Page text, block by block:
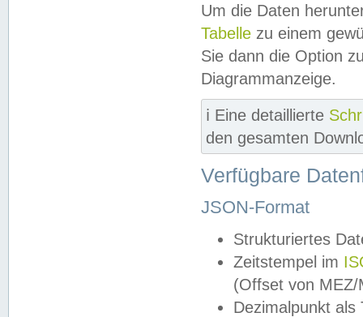
Um die Daten
Tabelle zu einem
Sie dann die Option
Diagrammanzeige.
ℹ️ Eine detaillierte
den gesamten
Verfügbare
JSON-Format
Strukturiertes
Zeitstempel im
(Offset von MEZ/
Dezimalpunkt als